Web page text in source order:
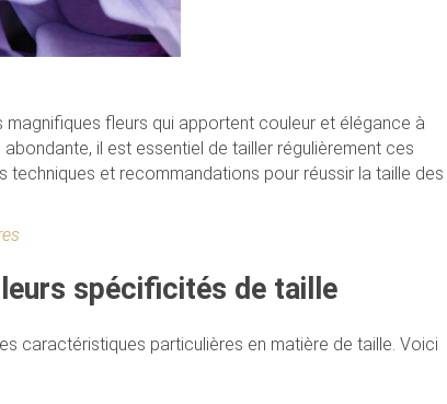
fleurs qui apportent couleur et élégance à
il est essentiel de tailler régulièrement ces
et recommandations pour réussir la taille des
spécificités de taille
caractéristiques particulières en matière de taille. Voici